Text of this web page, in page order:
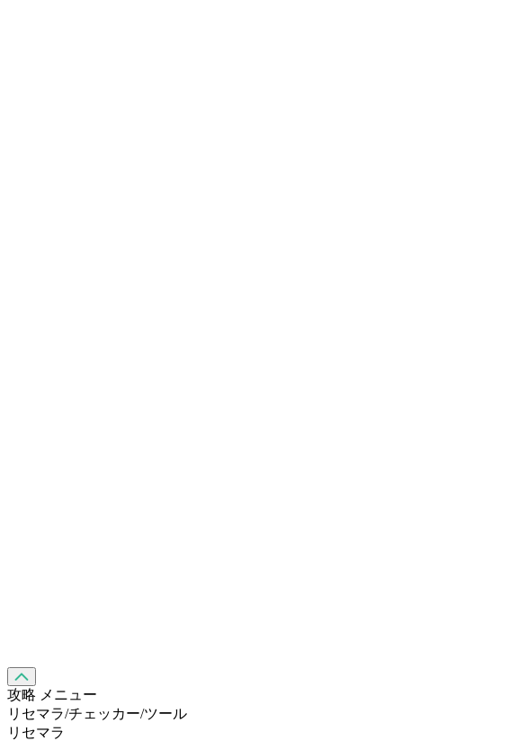
攻略 メニュー
リセマラ/チェッカー/ツール
リセマラ